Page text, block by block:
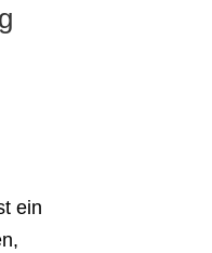
ein